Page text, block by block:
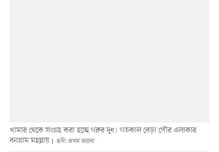
খামার থেকে সংগ্রহ করা হচ্ছে গরুর দুধ। গতকাল বেড়া পৌর এলাকার
বনগ্রাম মহল্লায়
ছবি: প্রথম আলো